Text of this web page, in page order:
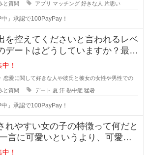
と質問 アプリ マッチング 好きな人 片思い
」承認で100PayPay！
を控えてくださいと言われるレベ
デートはどうしていますか？最近
暑くて、一歩外に出
！
恋愛に関して好きな人や彼氏と彼女の女性や男性での
と質問 デート 夏 汗 熱中症 猛暑
」承認で100PayPay！
れやすい女の子の特徴って何だと
言に可愛いというより、可愛い
でもいるのに(綺麗
！